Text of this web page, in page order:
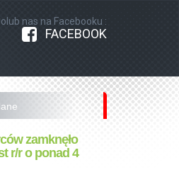
nas na Facebooku :
FACEBOOK
zamknęło
r/r o ponad 4